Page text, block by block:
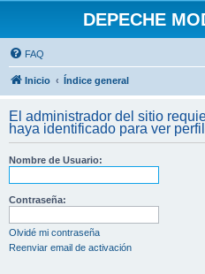
DEPECHE
FAQ
Inicio Índice general
El administrador del sitio
haya identificado para ver
Nombre de Usuario:
Contraseña:
Olvidé mi contraseña
Reenviar email de activación